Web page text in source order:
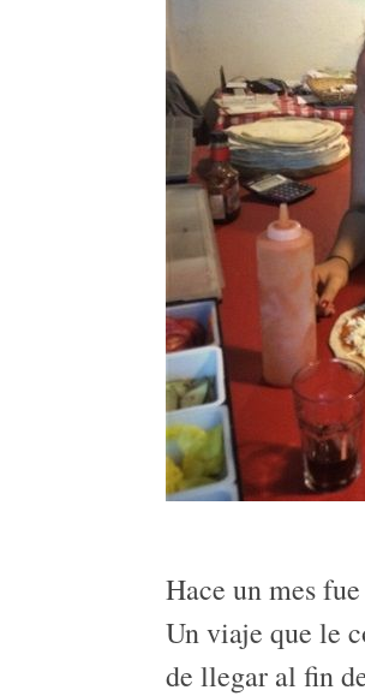
Hace un mes
Un viaje que le
de llegar al fin